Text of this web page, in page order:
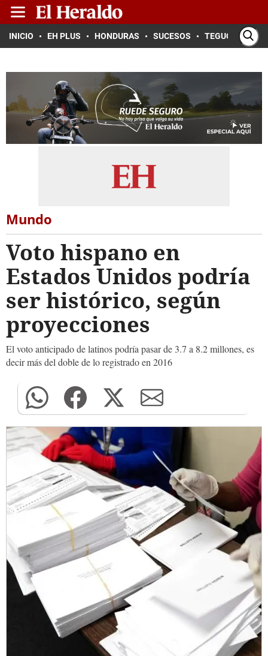
INICIO EH PLUS HONDURAS SUCESOS TEGUCIGALPA
Mundo
Voto hispano en
Estados Unidos podría
ser histórico, según
proyecciones
El voto anticipado de latinos podría pasar de 3.7 a 8.2 millones, es
decir más del doble de lo registrado en 2016